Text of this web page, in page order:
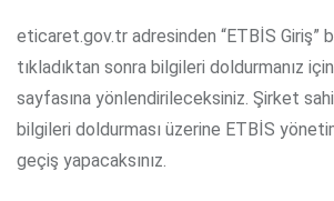
eticaret.gov.tr adresinden “ETBİS Giriş”
tıkladıktan sonra bilgileri doldurmanız
sayfasına yönlendirileceksiniz. Şirket
bilgileri doldurması üzerine ETBİS
geçiş yapacaksınız.